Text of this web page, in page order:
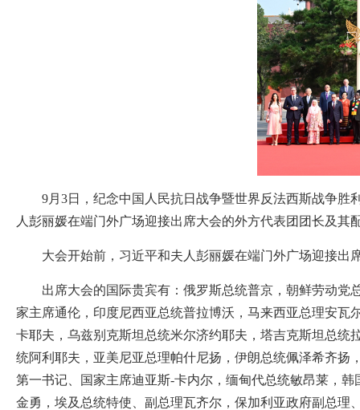
9月3日，纪念中国人民抗日战争暨世界反法西斯战争
人彭丽媛在端门外广场迎接出席大会的外方代表团团长及其
大会开始前，习近平和夫人彭丽媛在端门外广场迎接出
出席大会的国际贵宾有：俄罗斯总统普京，朝鲜劳动党
家主席通伦，印度尼西亚总统普拉博沃，马来西亚总理安
卡耶夫，乌兹别克斯坦总统米尔济约耶夫，塔吉克斯坦总
统阿利耶夫，亚美尼亚总理帕什尼扬，伊朗总统佩泽希齐
第一书记、国家主席迪亚斯-卡内尔，缅甸代总统敏昂莱，
金勇，埃及总统特使、副总理瓦齐尔，保加利亚政府副总